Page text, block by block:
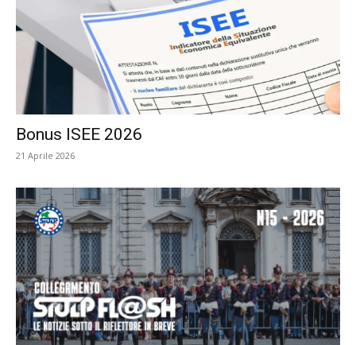
Bonus ISEE 2026
21 Aprile 2026